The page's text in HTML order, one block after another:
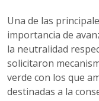
Una de las
importancia de
la neutralidad
solicitaron
verde con los que
destinadas a la